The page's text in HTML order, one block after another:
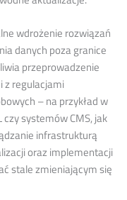
wdrożenie rozwiązań
danych poza granice
przeprowadzenie
z regulacjami
– na przykład w
systemów CMS, jak
infrastrukturą
oraz implementacji
stale zmieniającym się